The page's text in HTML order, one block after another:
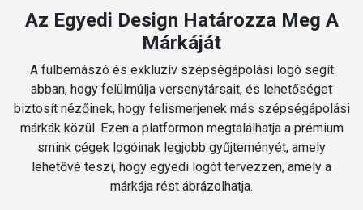
Az Egyedi Design Határozza Meg A
Márkáját
A fülbemászó és exkluzív szépségápolási logó segít
abban, hogy felülmúlja versenytársait, és lehetőséget
biztosít nézőinek, hogy felismerjenek más szépségápolási
márkák közül. Ezen a platformon megtalálhatja a prémium
smink cégek logóinak legjobb gyűjteményét, amely
lehetővé teszi, hogy egyedi logót tervezzen, amely a
márkája rést ábrázolhatja.